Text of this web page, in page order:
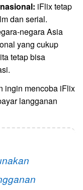
iFlix tetap
dan serial.
negara Asia
yang cukup
tetap bisa
ingin mencoba iFlix
langganan